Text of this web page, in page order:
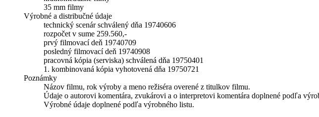
35 mm filmy
Výrobné a distribučné údaje
technický scenár schválený dňa 19740606
rozpočet v sume 259.560,-
prvý filmovací deň 19740709
posledný filmovací deň 19740908
pracovná kópia (serviska) schválená dňa 19750401
1. kombinovaná kópia vyhotovená dňa 19750721
Poznámky
Názov filmu, rok výroby a meno režiséra overené z titulkov filmu.
Údaje o autorovi komentára, zvukárovi a o interpretovi komentára doplnené podľa
Výrobné údaje doplnené podľa výrobného listu.